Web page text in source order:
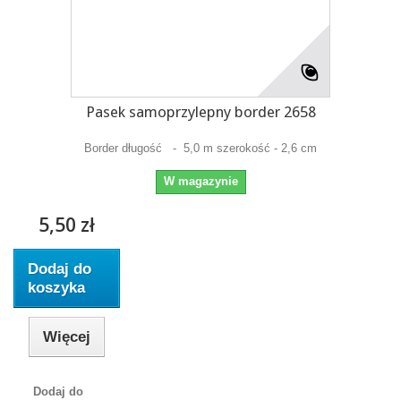
Pasek samoprzylepny border 2658
Border długość - 5,0 m szerokość - 2,6 cm
W magazynie
5,50 zł
Dodaj do
koszyka
Więcej
Dodaj do